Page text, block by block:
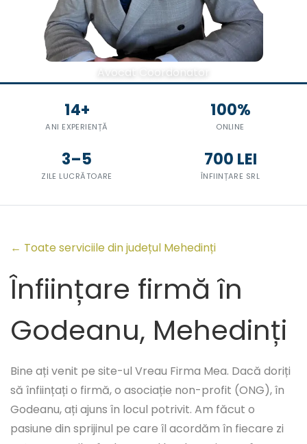
Avocat Coordonator
14+
ANI EXPERIENȚĂ
100%
ONLINE
3–5
ZILE LUCRĂTOARE
700 LEI
ÎNFIINȚARE SRL
← Toate serviciile din județul Mehedinți
Înființare firmă în
Godeanu, Mehedinți
Bine ați venit pe site-ul Vreau Firma Mea. Dacă doriți
să înființați o firmă, o asociație non-profit (ONG), în
Godeanu, ați ajuns în locul potrivit. Am făcut o
pasiune din sprijinul pe care îl acordăm în fiecare zi